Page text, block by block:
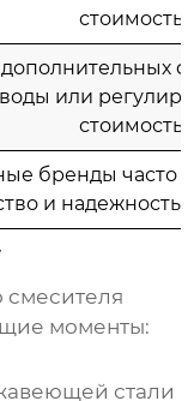
стоимость
или
стоимость
бренды часто
и надежность,
смесителя
моменты:
стали